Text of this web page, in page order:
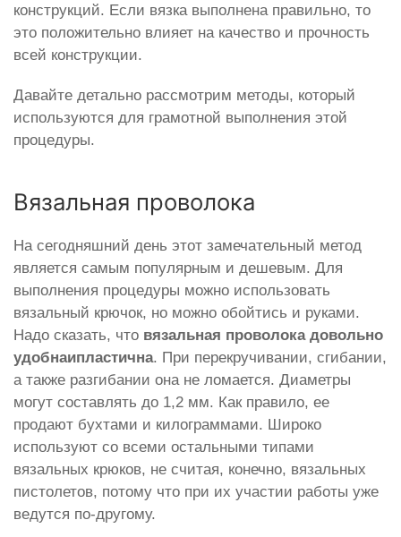
конструкций. Если вязка выполнена правильно, то
это положительно влияет на качество и прочность
всей конструкции.
Давайте детально рассмотрим методы, который
используются для грамотной выполнения этой
процедуры.
Вязальная проволока
На сегодняшний день этот замечательный метод
является самым популярным и дешевым. Для
выполнения процедуры можно использовать
вязальный крючок, но можно обойтись и руками.
Надо сказать, что вязальная проволока довольно
удобнаипластична. При перекручивании, сгибании,
а также разгибании она не ломается. Диаметры
могут составлять до 1,2 мм. Как правило, ее
продают бухтами и килограммами. Широко
используют со всеми остальными типами
вязальных крюков, не считая, конечно, вязальных
пистолетов, потому что при их участии работы уже
ведутся по-другому.